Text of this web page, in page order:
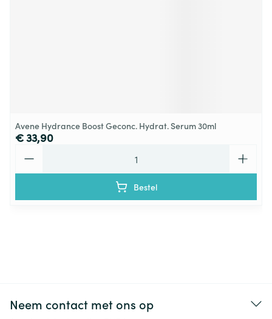
Avene Hydrance Boost Geconc. Hydrat. Serum 30ml
€ 33,90
Bestel
Neem contact met ons op